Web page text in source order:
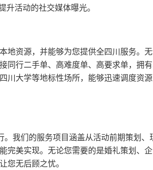
升活动的社交媒体曝光。
地资源，并能够为您提供全四川服务。
同行二手单、高难度单、高要求单，拥
川大学等地标性场所，能够迅速调度资
。我们的服务项目涵盖从活动前期策划、
完美实现。无论您需要的是婚礼策划、
您无后顾之忧。